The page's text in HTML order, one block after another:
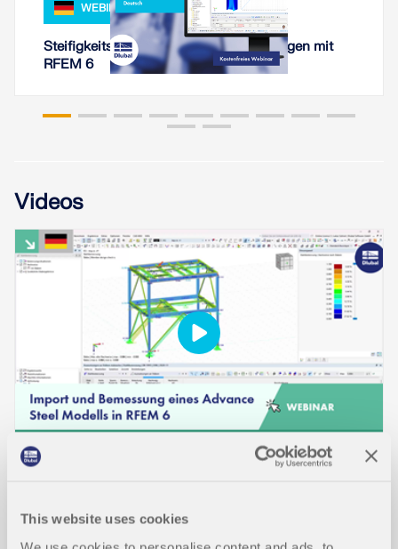
This website uses cookies
WEBINAR
Steifigkeitsanalyse von Stahlverbindungen mit
RFEM 6
Videos
Webinar | Import und Bemessung eines Advance